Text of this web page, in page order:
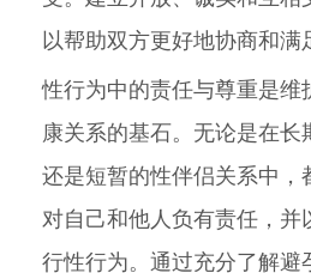
以帮助双方更好地协商和满
性行为中的责任与尊重是维
康关系的基石。无论是在长
还是短暂的性伴侣关系中，
对自己和他人负有责任，并
行性行为。通过充分了解避